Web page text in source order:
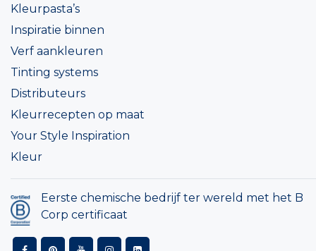
Kleurpasta’s
Inspiratie binnen
Verf aankleuren
Tinting systems
Distributeurs
Kleurrecepten op maat
Your Style Inspiration
Kleur
Eerste chemische bedrijf ter wereld met het B
Corp certificaat